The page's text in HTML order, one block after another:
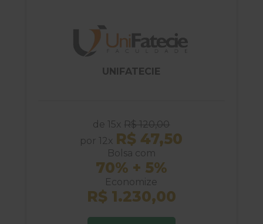
UNIFATECIE
de 15x R$ 120,00
por 12x R$ 47,50
Bolsa com
70% + 5%
Economize
R$ 1.230,00